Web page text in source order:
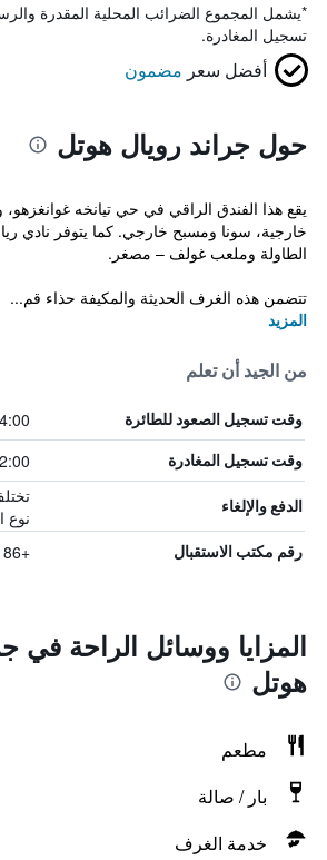
*يشمل المجموع الضرائب المحلية المقدرة
تسجيل المغادرة.
أفضل سعر مضمون
حول جراند رويال هوتل
يقع هذا الفندق الراقي في حي تيانخه
خارجية، سونا ومسبح خارجي. كما يتوفر نادي
الطاولة وملعب غولف – مصغر.
تتضمن هذه الغرف الحديثة والمكيفة حذاء قم...
المزيد
من الجيد أن تعلم
وقت تسجيل الصعود للطائرة
وقت تسجيل المغادرة
الدفع والإلغاء
نوع
رقم مكتب الاستقبال +86 208 396 6333
المزايا ووسائل الراحة في
هوتل
مطعم
بار / صالة
خدمة الغرف